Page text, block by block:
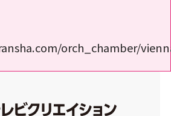
orch_chamber/